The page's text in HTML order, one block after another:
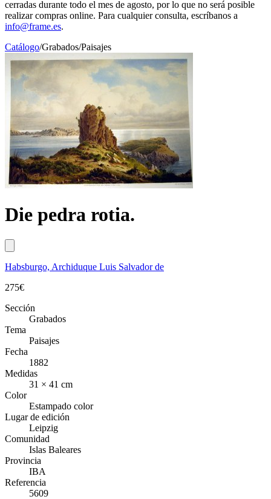
cerradas durante todo el mes de agosto, por lo que no será posible
realizar compras online. Para cualquier consulta, escríbanos a
info@frame.es.
Catálogo/Grabados/Paisajes
Die pedra rotia.
Habsburgo, Archiduque Luis Salvador de
275€
Sección
Grabados
Tema
Paisajes
Fecha
1882
Medidas
31 × 41 cm
Color
Estampado color
Lugar de edición
Leipzig
Comunidad
Islas Baleares
Provincia
IBA
Referencia
5609